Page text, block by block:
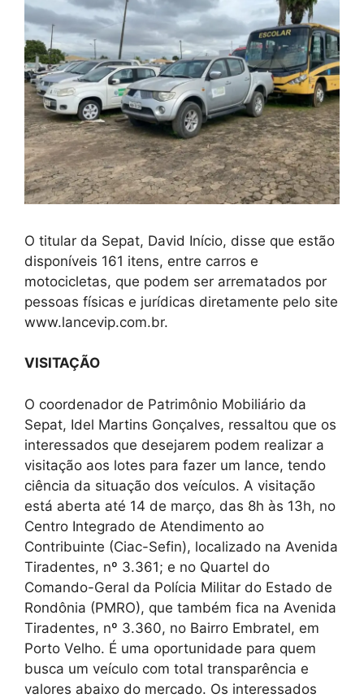
O titular da Sepat, David Início, disse que estão
disponíveis 161 itens, entre carros e
motocicletas, que podem ser arrematados por
pessoas físicas e jurídicas diretamente pelo site
www.lancevip.com.br.
VISITAÇÃO
O coordenador de Patrimônio Mobiliário da
Sepat, Idel Martins Gonçalves, ressaltou que os
interessados que desejarem podem realizar a
visitação aos lotes para fazer um lance, tendo
ciência da situação dos veículos. A visitação
está aberta até 14 de março, das 8h às 13h, no
Centro Integrado de Atendimento ao
Contribuinte (Ciac-Sefin), localizado na Avenida
Tiradentes, nº 3.361; e no Quartel do
Comando-Geral da Polícia Militar do Estado de
Rondônia (PMRO), que também fica na Avenida
Tiradentes, nº 3.360, no Bairro Embratel, em
Porto Velho. É uma oportunidade para quem
busca um veículo com total transparência e
valores abaixo do mercado. Os interessados